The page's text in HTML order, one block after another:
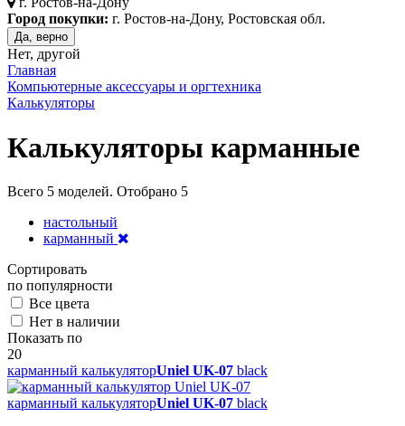
Город покупки: г. Ростов-на-Дону, Ростовская обл.
Да, верно
Нет, другой
Главная
Компьютерные аксессуары и оргтехника
Калькуляторы
Калькуляторы карманные
Всего 5 моделей. Отобрано 5
настольный
карманный
Сортировать
по популярности
Все цвета
Нет в наличии
Показать по
20
карманный калькуляторUniel UK-07 black
карманный калькуляторUniel UK-07 black